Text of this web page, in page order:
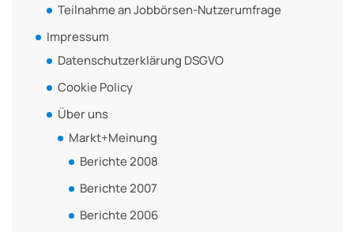
Teilnahme an Jobbörsen-Nutzerumfrage
Impressum
Datenschutzerklärung DSGVO
Cookie Policy
Über uns
Markt+Meinung
Berichte 2008
Berichte 2007
Berichte 2006